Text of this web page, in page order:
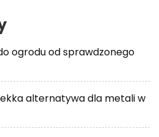
ogrodu od sprawdzonego
alternatywa dla metali w